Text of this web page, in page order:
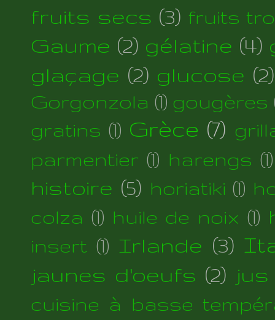
fruits secs (3) fruits
Gaume (2) gélatine (4)
glaçage (2) glucose (2)
Gorgonzola (1) gougères
gratins (1) Grèce (7)
parmentier (1) harengs (1)
histoire (5) horiatiki (1)
colza (1) huile de noix (1)
insert (1) Irlande (3)
jaunes d'oeufs (2)
cuisine à basse